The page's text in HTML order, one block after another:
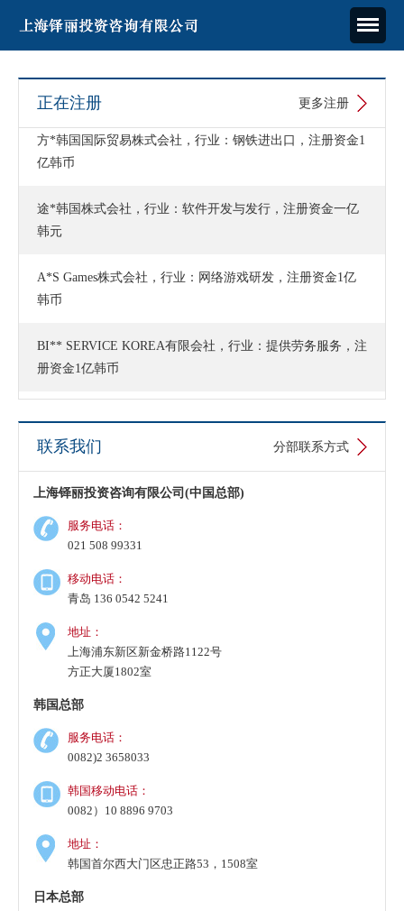
正在注册
更多注册
方*韩国国际贸易株式会社，行业：钢铁进出口，注册资金1
圣*韩国高科技株式会社，行业：卫护产品贸易，注册资金1
亿韩币
An*****ne Medicine Co., Ltd.，行业：生物及医药技术开
发，注册资金1亿韩币
Cat**y Mo** Korea有限会社，行业：电子商务，注册资金1
1亿韩币
ZEN****S SEMI-TECH KOREA有限会社，行业：自动化测
试机、探针卡、测试耗材的研发，注册资金3亿韩币
Hunan Min*** Biotechnology 株式会社，行业：化妆品的研
联系我们 分部联系方式
上海铎丽投资咨询有限公司(中国总部)
服务电话：
021 508 99331
移动电话：
青岛 136 0542 5241
地址：
上海浦东新区新金桥路1122号
方正大厦1802室
韩国总部
服务电话：
0082)2 3658033
韩国移动电话：
0082）10 8896 9703
地址：
韩国首尔西大门区忠正路53，1508室
日本总部